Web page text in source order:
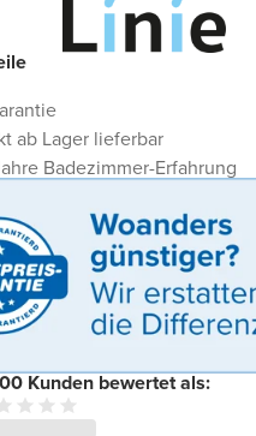
ab Lager lieferbar
Badezimmer-Erfahrung
Kunden bewertet als: